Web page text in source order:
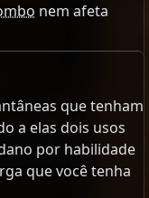
nem afeta
que tenham
a elas dois usos
por habilidade
que você tenha